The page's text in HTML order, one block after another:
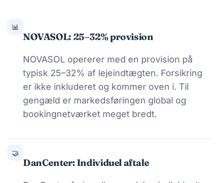
📊
NOVASOL: 25–32% provision
NOVASOL opererer med en provision på
typisk 25–32% af lejeindtægten. Forsikring
er ikke inkluderet og kommer oven i. Til
gengæld er markedsføringen global og
bookingnetværket meget bredt.
🤝
DanCenter: Individuel aftale